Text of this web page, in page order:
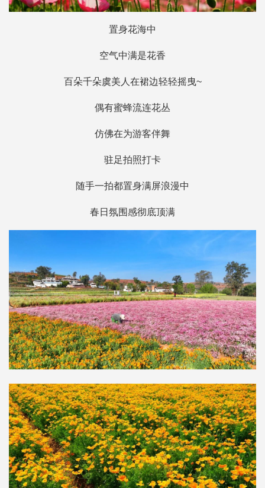
置身花海中
空气中满是花香
百朵千朵虞美人在裙边轻轻摇曳~
偶有蜜蜂流连花丛
仿佛在为游客伴舞
驻足拍照打卡
随手一拍都置身满屏浪漫中
春日氛围感彻底顶满